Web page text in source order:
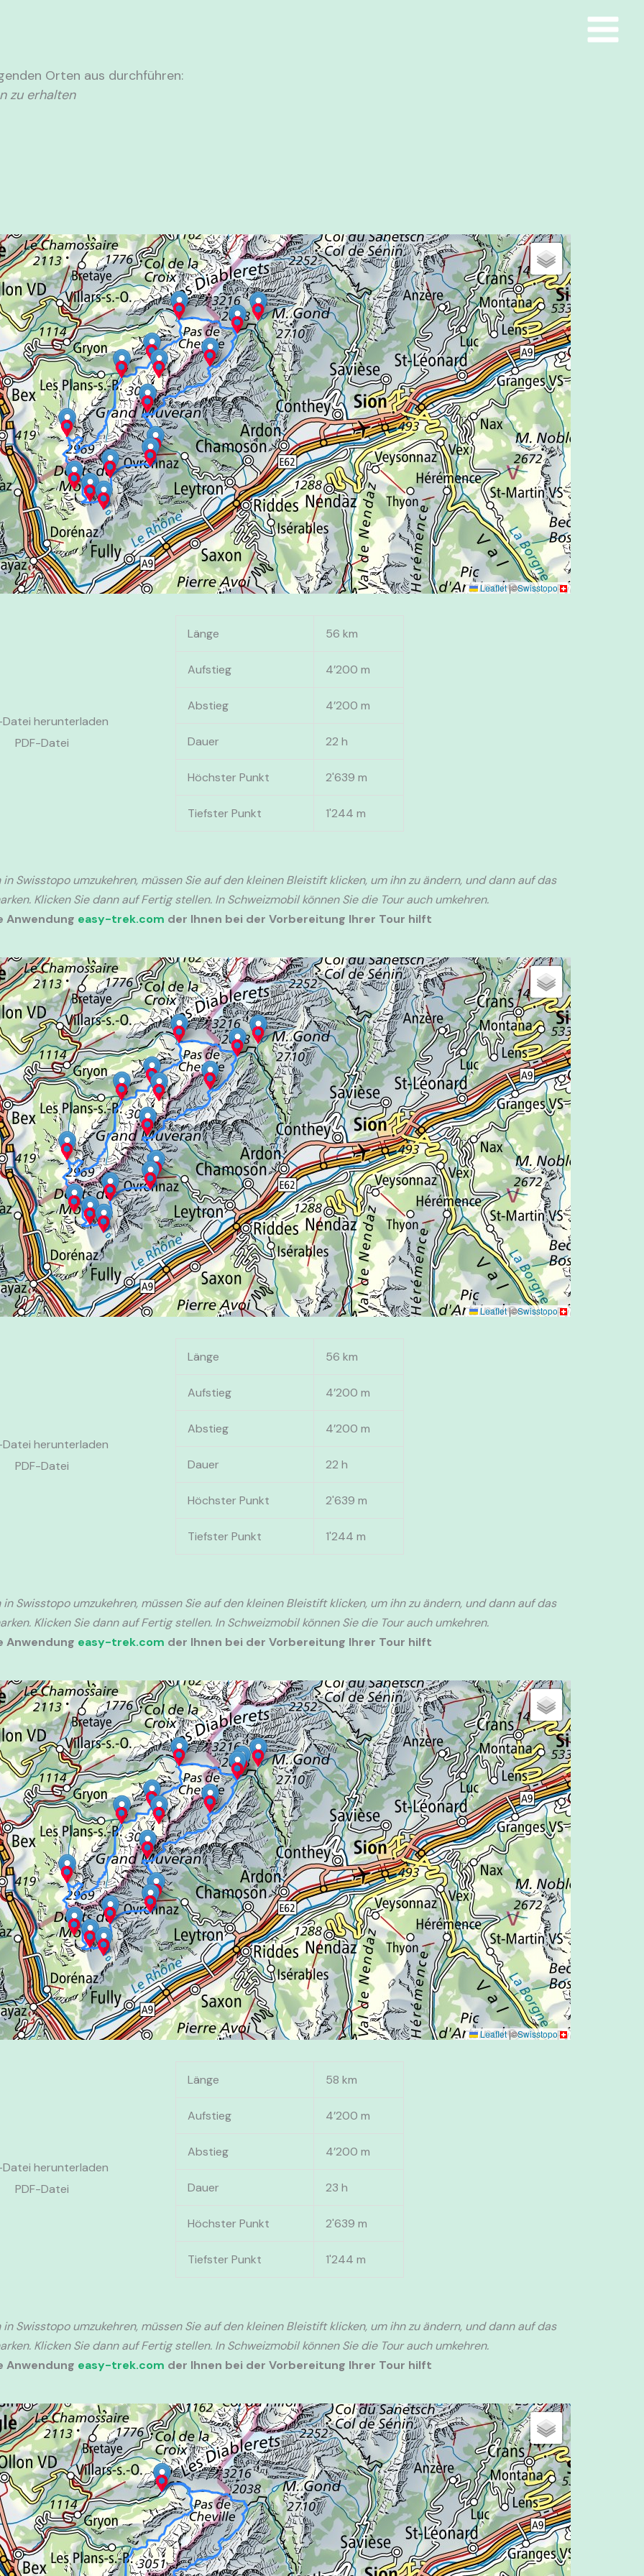
Orten aus durchführen:
zu erhalten
Leaflet|©Swisstopo
Datei herunterladen
PDF-Datei
Länge 56 km
Aufstieg 4’200 m
Abstieg 4’200 m
Dauer 22 h
Höchster Punkt 2'639 m
Tiefster Punkt 1'244 m
Swisstopo umzukehren, müssen Sie auf den kleinen Bleistift klicken, um ihn zu ändern, und dann auf das
Klicken Sie dann auf Fertig stellen. In Schweizmobil können Sie die Tour auch umkehren.
Anwendung easy-trek.com der Ihnen bei der Vorbereitung Ihrer Tour hilft
Leaflet|©Swisstopo
Datei herunterladen
PDF-Datei
Länge 56 km
Aufstieg 4’200 m
Abstieg 4’200 m
Dauer 22 h
Höchster Punkt 2'639 m
Tiefster Punkt 1'244 m
Swisstopo umzukehren, müssen Sie auf den kleinen Bleistift klicken, um ihn zu ändern, und dann auf das
Klicken Sie dann auf Fertig stellen. In Schweizmobil können Sie die Tour auch umkehren.
Anwendung easy-trek.com der Ihnen bei der Vorbereitung Ihrer Tour hilft
Leaflet|©Swisstopo
Datei herunterladen
PDF-Datei
Länge 58 km
Aufstieg 4’200 m
Abstieg 4’200 m
Dauer 23 h
Höchster Punkt 2'639 m
Tiefster Punkt 1'244 m
Swisstopo umzukehren, müssen Sie auf den kleinen Bleistift klicken, um ihn zu ändern, und dann auf das
Klicken Sie dann auf Fertig stellen. In Schweizmobil können Sie die Tour auch umkehren.
Anwendung easy-trek.com der Ihnen bei der Vorbereitung Ihrer Tour hilft